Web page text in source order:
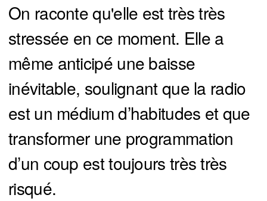
On raconte qu'elle est très très
stressée en ce moment. Elle a
même anticipé une baisse
inévitable, soulignant que la radio
est un médium d’habitudes et que
transformer une programmation
d’un coup est toujours très très
risqué.